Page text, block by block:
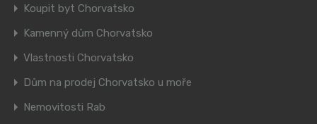
Koupit byt Chorvatsko
Kamenný dům Chorvatsko
Vlastnosti Chorvatsko
Dům na prodej Chorvatsko u moře
Nemovitosti Rab